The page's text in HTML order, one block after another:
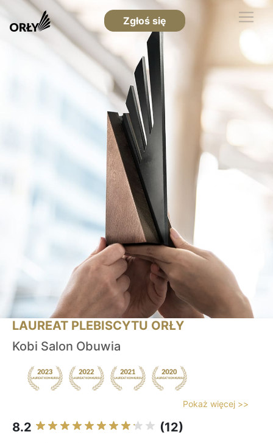
Zgłoś się
LAUREAT PLEBISCYTU ORŁY
Kobi Salon Obuwia
Pokaż więcej >>
8.2 (12)